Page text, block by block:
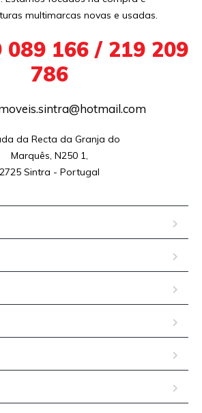
multimarcas novas e usadas.
089 166 / 219 209
786
da Recta da Granja do
Marquês, N250 1,
2725 Sintra - Portugal